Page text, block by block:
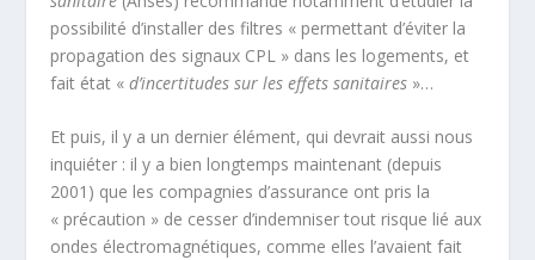
possibilité d’installer des filtres « permettant d’éviter la
propagation des signaux CPL » dans les logements, et
fait état «d’incertitudes sur les effets sanitaires »…
Et puis, il y a un dernier élément, qui devrait aussi nous
inquiéter : il y a bien longtemps maintenant (depuis
2001) que les compagnies d’assurance ont pris la
« précaution » de cesser d’indemniser tout risque lié aux
ondes électromagnétiques, comme elles l’avaient fait